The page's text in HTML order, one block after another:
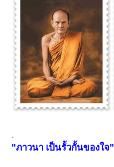
.
"ภาวนา เป็นรั้วกั้นของใจ"